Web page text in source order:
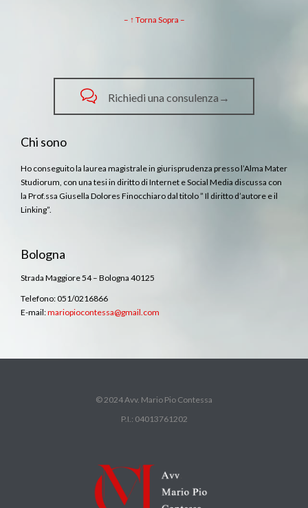
– ↑ Torna Sopra –
 Richiedi una consulenza→
Chi sono
Ho conseguito la laurea magistrale in giurisprudenza presso l’Alma Mater
Studiorum, con una tesi in diritto di Internet e Social Media discussa con
la Prof.ssa Giusella Dolores Finocchiaro dal titolo ” Il diritto d’autore e il
Linking”.
Bologna
Strada Maggiore 54 – Bologna 40125
Telefono: 051/0216866
E-mail:mariopiocontessa@gmail.com
© 2024 Avv. Mario Pio Contessa
P.I.: 04013761202